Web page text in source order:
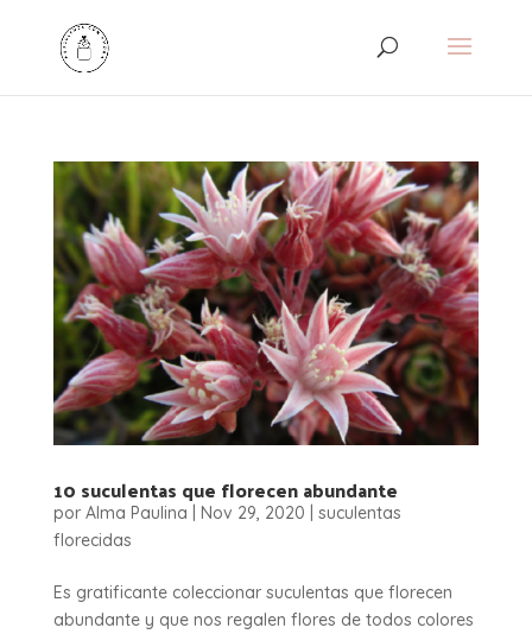
10 suculentas que florecen abundante
por Alma Paulina Nov 29, 2020
suculentas
florecidas
Es gratificante coleccionar suculentas que florecen
abundante y que nos regalen flores de todos colores